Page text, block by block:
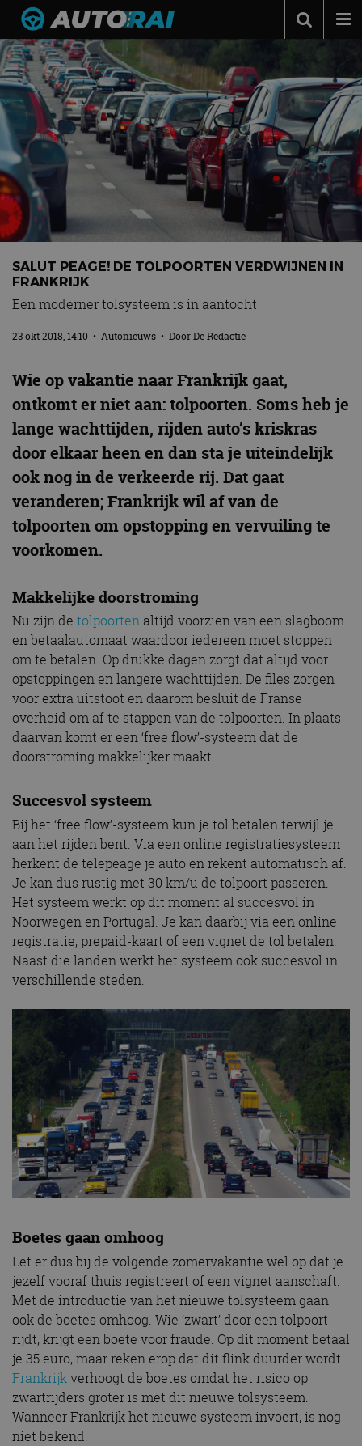
Autonieuws
Podcast
Autotests
Automerken
Adverteren
Contact
MotorRAI.nl
SALUT PEAGE! DE TOLPOORTEN VERDWIJNEN IN
FRANKRIJK
Een moderner tolsysteem is in aantocht
23 okt 2018, 14:10 • Autonieuws • DoorDe Redactie
Wie op vakantie naar Frankrijk gaat,
ontkomt er niet aan: tolpoorten. Soms heb je
lange wachttijden, rijden auto’s kriskras
door elkaar heen en dan sta je uiteindelijk
ook nog in de verkeerde rij. Dat gaat
veranderen; Frankrijk wil af van de
tolpoorten om opstopping en vervuiling te
voorkomen.
Makkelijke doorstroming
Nu zijn de tolpoorten altijd voorzien van een slagboom
en betaalautomaat waardoor iedereen moet stoppen
om te betalen. Op drukke dagen zorgt dat altijd voor
opstoppingen en langere wachttijden. De files zorgen
voor extra uitstoot en daarom besluit de Franse
overheid om af te stappen van de tolpoorten. In plaats
daarvan komt er een ‘free flow’-systeem dat de
doorstroming makkelijker maakt.
Succesvol systeem
Bij het ‘free flow’-systeem kun je tol betalen terwijl je
aan het rijden bent. Via een online registratiesysteem
herkent de telepeage je auto en rekent automatisch af.
Je kan dus rustig met 30 km/u de tolpoort passeren.
Het systeem werkt op dit moment al succesvol in
Noorwegen en Portugal. Je kan daarbij via een online
registratie, prepaid-kaart of een vignet de tol betalen.
Naast die landen werkt het systeem ook succesvol in
verschillende steden.
Boetes gaan omhoog
Let er dus bij de volgende zomervakantie wel op dat je
jezelf vooraf thuis registreert of een vignet aanschaft.
Met de introductie van het nieuwe tolsysteem gaan
ook de boetes omhoog. Wie ‘zwart’ door een tolpoort
rijdt, krijgt een boete voor fraude. Op dit moment betaal
je 35 euro, maar reken erop dat dit flink duurder wordt.
Frankrijkverhoogt de boetes omdat het risico op
zwartrijders groter is met dit nieuwe tolsysteem.
Wanneer Frankrijk het nieuwe systeem invoert, is nog
niet bekend.